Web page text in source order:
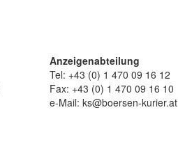
Anzeigenabteilung
Tel: +43 (0) 1 470 09 16 12
Fax: +43 (0) 1 470 09 16 10
e-Mail: ks@boersen-kurier.at